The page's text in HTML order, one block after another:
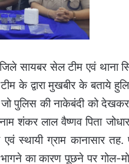
सायबर सेल टीम एवं थाना
के द्वारा मुखबीर के बताये
जो पुलिस की नाकेबंदी को
शंकर लाल वैष्णव पिता
स्थायी ग्राम कानासार तह.
का कारण पूछने पर गोल-